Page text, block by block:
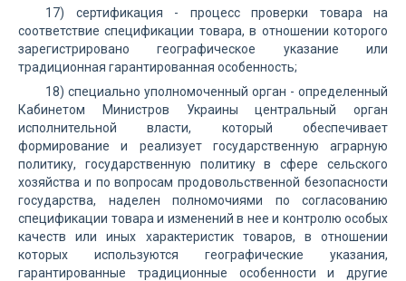
17) сертификация - процесс проверки товара на
соответствие спецификации товара, в отношении которого
зарегистрировано географическое указание или
традиционная гарантированная особенность;
18) специально уполномоченный орган - определенный
Кабинетом Министров Украины центральный орган
исполнительной власти, который обеспечивает
формирование и реализует государственную аграрную
политику, государственную политику в сфере сельского
хозяйства и по вопросам продовольственной безопасности
государства, наделен полномочиями по согласованию
спецификации товара и изменений в нее и контролю особых
качеств или иных характеристик товаров, в отношении
которых используются географические указания,
гарантированные традиционные особенности и другие